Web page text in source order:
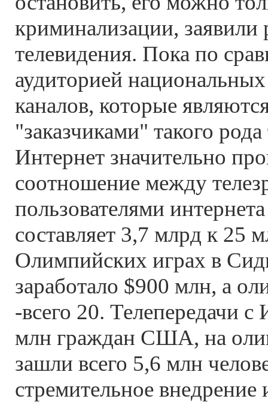
криминализации, заявили
телевидения. Пока по
аудиторией
каналов, которые
"заказчиками" такого
Интернет значительно
соотношение между
пользователями
составляет 3,7 млрд к 25
Олимпийских играх в
заработало $900 млн, а
-всего 20. Телепередачи
млн граждан США, на
зашли всего 5,6 млн
стремительное внедрение